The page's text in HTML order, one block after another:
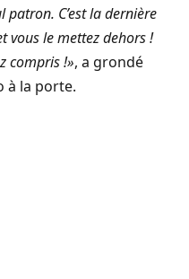
patron. C’est la dernière
vous le mettez dehors !
compris !», a grondé
à la porte.